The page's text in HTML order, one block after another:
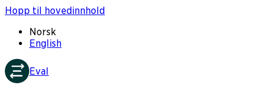
Hopp til hovedinnhold
Norsk
English
Eval